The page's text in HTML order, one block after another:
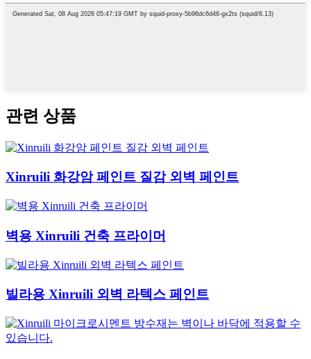
관련 상품
Xinruili 화강암 페인트 질감 외벽 페인트
벽용 Xinruili 건축 프라이머
빌라용 Xinruili 외벽 라텍스 페인트